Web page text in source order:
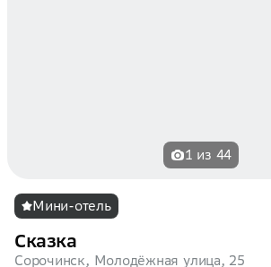
1 из 44
Мини-отель
Сказка
Сорочинск, Молодёжная улица, 25